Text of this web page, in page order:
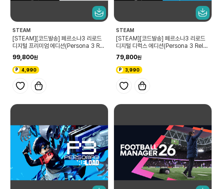
STEAM
[STEAM][코드발송] 페르소나3 리로드
디지털 프리미엄 에디션(Persona 3 Rel
99,800
4,990
STEAM
[STEAM][코드발송] 페르소나3 리로드
디지털 디럭스 에디션(Persona 3 Relo
79,800
3,990